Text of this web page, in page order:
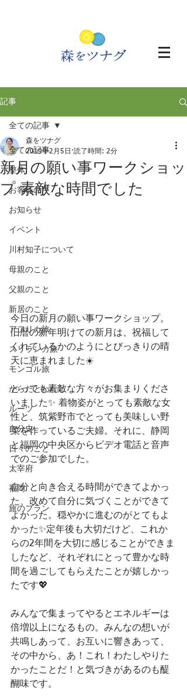
記事
全ての記事
整体
お客様の声
お知らせ
イベント
川村知子について
母親のこと
父親のこと
新居のこと
アフリカ旅
スリランカ旅
モンゴル旅
からだとわたし
ルーツ
自分史
日々のこと
太宰府
福岡
旅のプラン
全ての記事
新月の願い事ワークショッ
プ 素敵な時間でした
森をツナグ
2019年2月5日 読了時間: 2分
今日の新月の願い事ワークショップ。
旧暦の新年明けての新月は、祝福して
くれているかのようにとびっきりの晴
天に恵まれました☀️
とっても素敵な方々がお集まりくださ
いました✨ 着物姿がとっても素敵な女
性と、筑紫野市でとっても美味しい野
菜を作っているご夫婦。それに、静岡
と福岡の中央区からビデオ電話と音声
でのご参加でした。
自分と向き合える時間ができてよかっ
た、改めて自分に気づくことができて
よかった。穏やかに進むのがとてもよ
かった✨定年後も大切だけど、これか
らの2年間を大切に感じることができま
したなど、それぞれにとって豊かな時
間を過ごしてもらえたことが嬉しかっ
たです💖
みんなで集まってやるとエネルギーは
倍増以上になるもの。みんなの想いが
共鳴しあって、お互いに響きあって、
その中から、あ！これ！わたしやりた
かったことだ！と気づきがあるのも醍
醐味です。